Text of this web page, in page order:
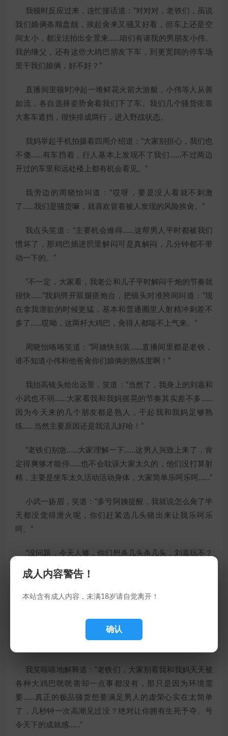
成人内容警告！
本站含有成人内容，未满18岁请自觉离开！
确认
我顿时反应过来，连忙接话道：“对对对，老铁们，虽说
我们娘俩条顺盘靓，挨起肏来又骚又好看，但车上还是空
间太小，都没法拍出全景来……咱们有请我的男朋友小伟、
我的继父，还有这些大鸡巴朋友下车，到更宽阔的停车场
里干我们娘俩，好不好？”
直播间里顿时冲起一堆鲜花火箭大游艇，小伟等人从善
如流，各自选择姿势肏着我们下了车。我们几个骚货依靠
大客车遮挡，很快排成两行，进入野战状态。
我妈举起手机拍摄着四周介绍道：“大家别担心，我们也
不傻……有车挡着，行人基本上发现不了我们……不过两边
开过的车里和远处楼上都有机会看见。”
我旁边的周晓怡叫道：“哎呀，要是没人看就不刺激
了……我们是骚货嘛，就喜欢冒着被人发现的风险挨肏。”
我点头笑道：“主要机会难得……这帮男人平时都被我们
惯坏了，那鸡巴插进屄里解闷可是真解闷，几分钟都不带
动一下的。”
“不一定，大家看，我老公和儿子平时解闷干炮的节奏就
很快……”我妈劈开双腿搭炮台，把镜头对准胯间叫道：“现
在拿我泄欲的时候更猛，基本和普通圈里人射精冲刺差不
多了……哎呦，这两杆大鸡巴，肏得人都喘不上气来。”
周晓怡咯咯笑道：“阿姨快别装……直播间里都是老铁，
谁不知道小伟和他爸肏你们娘俩的熟练度啊！”
我抬高镜头给出远景，笑道：“当然了，我身上的刘嘉和
小武也不弱……大家看我和我妈摇晃的节奏其实差不多……
因为今天来的几个朋友都是熟人，干起我和我妈足够熟
练……当然主要原因还是我活儿好哈！”
“老铁们别急……大家理解一下……这男人兴致上来了，肯
定得爽够才能停……也不会耽误大家太久的，他们没打算射
精，主要是坐车太久活动活动身体，大家简单乐呵乐呵……”
小武一扬眉，笑道：“多亏阿姨提醒，我就说怎么肏了半
天都没觉得泄火呢，你们赶紧选几头猪出来让我乐呵乐
呵。”
“没问题，今天人够，你们想杀几头杀几头，刘嘉玩不？
哎，小伟要上？那正好从我妈开始吧……我收尾。”我调转镜
头，拍摄小武从我身上离开，与小伟他爸交换位置，两人
一上一下将我妈夹住。
开肏，几乎在他们的大鸡巴刚一动，我妈胯间顿时就喷
出几股晶莹水箭，双腿绷直、娇躯剧颤，瞬间就高潮了，
我笑嘻嘻地解释道：“老铁们，大家别看我和我妈天天被
各种大鸡巴咣咣凿却一点事都没有，那只是因为环境需
要……真正的极品骚货想要满足男人的虚荣心实在太简单
了，几秒钟一次高潮见过没？绝对让你拥有生死予夺、号
令天下的成就感……”